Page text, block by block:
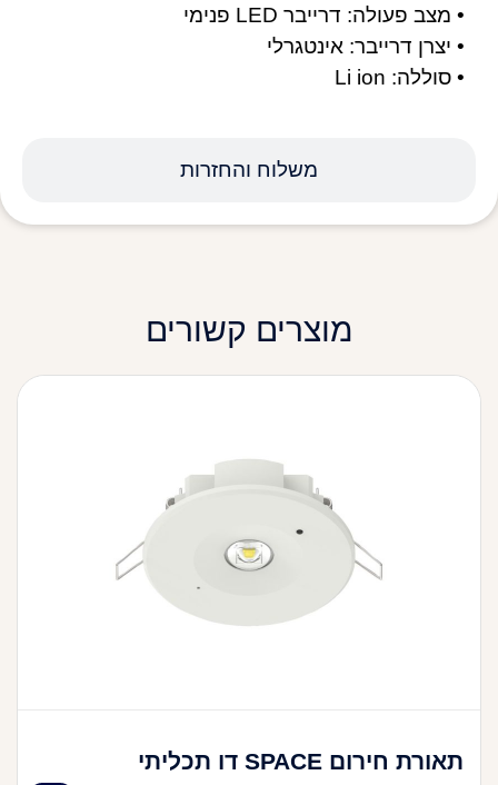
משלוח והחזרות
• מצב פעולה: דרייבר LED פנימי
• יצרן דרייבר: אינטגרלי
• סוללה: Li ion
מוצרים קשורים
תאורת חירום SPACE דו תכליתי